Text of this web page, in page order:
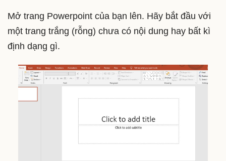
Mở trang Powerpoint của bạn lên. Hãy bắt đầu với
một trang trắng (rỗng) chưa có nội dung hay bất kì
định dạng gì.